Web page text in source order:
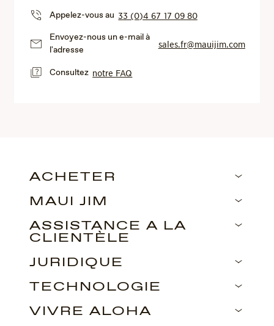
Appelez-vous au33 (0)4 67 17 09 80
Envoyez-nous un e-mail à
l'adresse
sales.fr@mauijim.com
Consultez notre FAQ
ACHETER
MAUI JIM
ASSISTANCE À LA
CLIENTÈLE
JURIDIQUE
TECHNOLOGIE
VIVRE ALOHA